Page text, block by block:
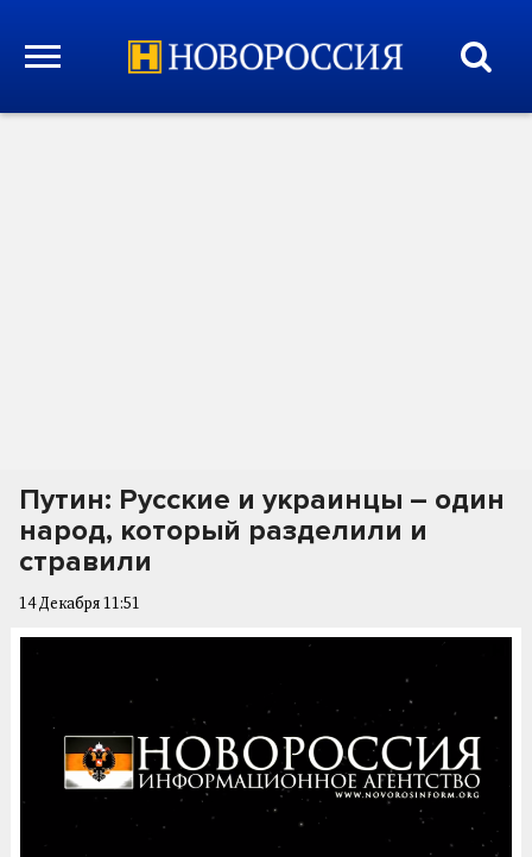
Путин: Русские и украинцы – один
народ, который разделили и
стравили
14 Декабря 11:51